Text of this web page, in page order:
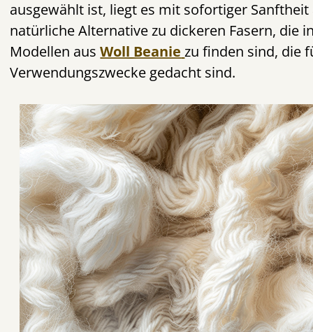
ausgewählt ist, liegt es mit sofortiger Sanftheit
natürliche Alternative zu dickeren Fasern, die
Modellen ausWoll Beanie zu finden sind, die
Verwendungszwecke gedacht sind.